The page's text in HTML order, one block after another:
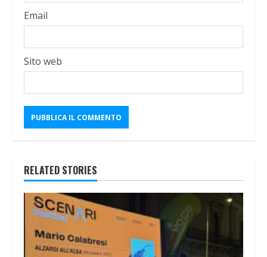
Email
Sito web
RELATED STORIES